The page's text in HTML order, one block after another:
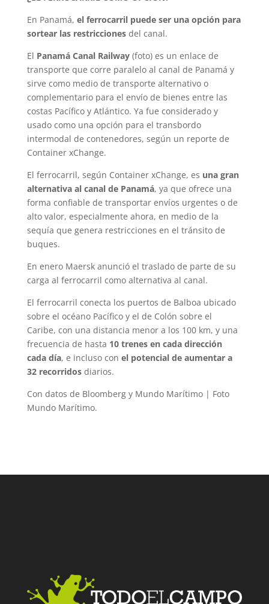
En Panamá, el ferrocarril puede ser una opción para
sortear las restriccionesdel canal.
El Panamá Canal Railway(foto) es un enlace de
transporte que corre paralelo al canal de Panamá y
sirve como medio de transporte alternativo o
complementario para el envío de bienes entre las
costas Pacífico y Atlántico. Ya fue considerado y
usado como una opción para el transbordo
intermodal de contenedores, según un reporte de
Container xChange.
El ferrocarril, según Container xChange, es una gran
alternativa al canal de Panamá, ya que ofrece una
forma confiable de transportar envíos urgentes o de
alto valor, especialmente ahora, en medio de la
sequía que genera restricciones en el tránsito de
buques.
En enero Maersk anunció el traslado de parte de su
carga al ferrocarril como alternativa al canal.
El ferrocarril conecta los puertos de Balboa ubicado
sobre el océano Pacífico y el de Colón sobre el
Caribe, con una distancia menor a los 100 km, y una
frecuencia de hasta 10 trenes en cada dirección
cada día, e incluso con el potencial de aumentar a
32 recorridosdiarios.
Con datos de Bloomberg y Mundo Marítimo | Foto
Mundo Marítimo.